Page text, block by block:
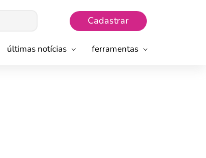
Cadastrar
últimas notícias ferramentas